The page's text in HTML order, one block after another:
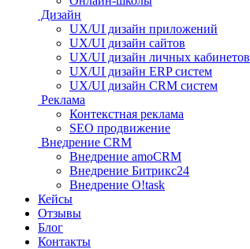
Дизайн
UX/UI дизайн приложений
UX/UI дизайн сайтов
UX/UI дизайн личных кабинетов
UX/UI дизайн ERP систем
UX/UI дизайн CRM систем
Реклама
Контекстная реклама
SEO продвижение
Внедрение CRM
Внедрение amoCRM
Внедрение Битрикс24
Внедрение O!task
Кейсы
Отзывы
Блог
Контакты